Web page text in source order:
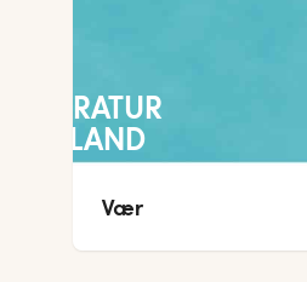
TYSKLAND